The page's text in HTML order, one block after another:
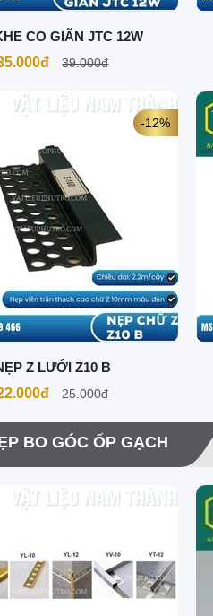
CO GIÃN JTC 12W
39.000đ
Z LƯỚI Z10 B
25.000đ
-12%
BO GÓC ỐP GẠCH